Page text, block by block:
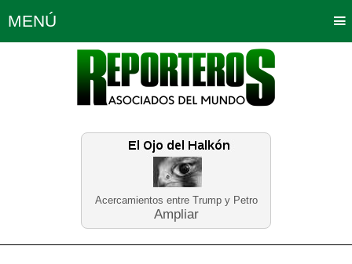
Acercamientos entre Trump y Petro
Ampliar
MENÚ
Política Opinión Bogotá
Planeta Tierra Deportes
Educación Neira